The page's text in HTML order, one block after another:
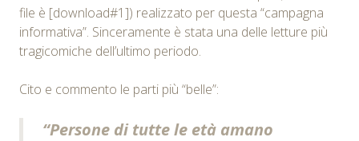
file è [download#1]) realizzato per questa “campagna
informativa”. Sinceramente è stata una delle letture più
tragicomiche dell’ultimo periodo.
Cito e commento le parti più “belle”:
“Persone di tutte le età amano